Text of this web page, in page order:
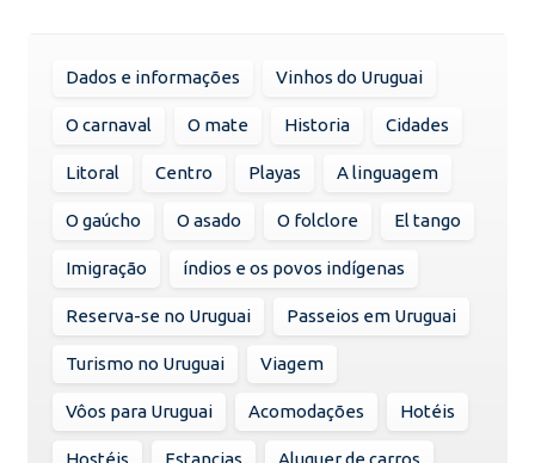
Dados e informações Vinhos do Uruguai
O carnaval O mate Historia Cidades
Litoral Centro Playas A linguagem
O gaúcho O asado O folclore El tango
Imigração índios e os povos indígenas
Reserva-se no Uruguai Passeios em Uruguai
Turismo no Uruguai Viagem
Vôos para Uruguai Acomodações Hotéis
Hostéis Estancias Aluguer de carros